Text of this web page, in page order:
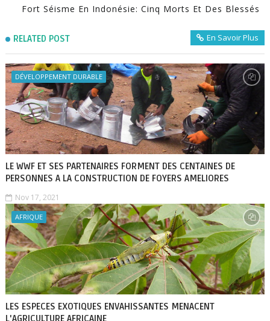
Fort Séisme En Indonésie: Cinq Morts Et Des Blessés
RELATED POST En Savoir Plus
DÉVELOPPEMENT DURABLE
LE WWF ET SES PARTENAIRES FORMENT DES CENTAINES DE
PERSONNES A LA CONSTRUCTION DE FOYERS AMELIORES
Nov 17, 2021
AFRIQUE
LES ESPECES EXOTIQUES ENVAHISSANTES MENACENT
L'AGRICULTURE AFRICAINE